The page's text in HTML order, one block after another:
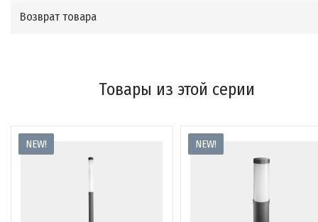
Возврат товара
Товары из этой серии
NEW! NEW!